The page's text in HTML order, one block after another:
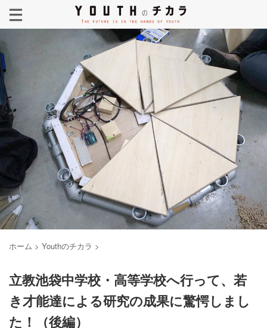
ホーム > Youthのチカラ >
立教池袋中学校・高等学校へ行って、若
き才能達による研究の成果に驚愕しまし
た！（後編）